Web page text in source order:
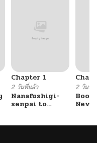
Chapter 1
2 วันที่แล้ว
Nanafushigi-
senpai to
2 วันที่แ